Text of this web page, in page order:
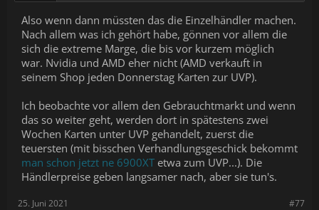
Also wenn dann müssten das die Einzelhändler machen.
Nach allem was ich gehört habe, gönnen vor allem die
sich die extreme Marge, die bis vor kurzem möglich
war. Nvidia und AMD eher nicht (AMD verkauft in
seinem Shop jeden Donnerstag Karten zur UVP).
Ich beobachte vor allem den Gebrauchtmarkt und wenn
das so weiter geht, werden dort in spätestens zwei
Wochen Karten unter UVP gehandelt, zuerst die
teuersten (mit bisschen Verhandlungsgeschick bekommt
man schon jetzt ne 6900XT etwa zum UVP...). Die
Händlerpreise geben langsamer nach, aber sie tun's.
#77
25. Juni 2021